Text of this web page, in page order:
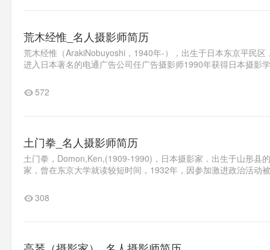
荒木经惟_名人摄影师简历
荒木经惟（ArakiNobuyoshi，1940年-），出生于日本东京平民
进入日本著名的电通广告公司任广告摄影师1990年获得日本摄影
572
土门拳_名人摄影师简历
土门拳，Domon,Ken,(1909-1990)，日本摄影家．出生于山形县
家，曾在东京大学就读较短时间，1932年，因参加激进政治活动
308